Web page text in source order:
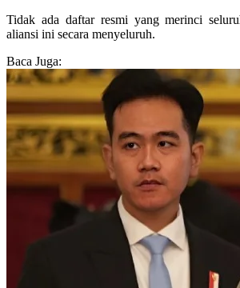
Tidak ada daftar resmi yang merinci
aliansi ini secara menyeluruh.
Baca Juga: